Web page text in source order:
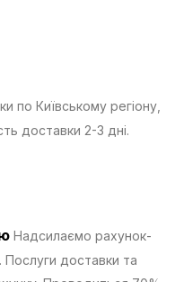
по Київському регіону,
доставки 2-3 дні.
Надсилаємо рахунок-
доставки та